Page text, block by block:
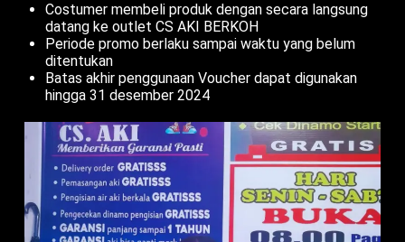
Costumer membeli produk dengan secara langsung
datang ke outlet CS AKI BERKOH
Periode promo berlaku sampai waktu yang belum
ditentukan
Batas akhir penggunaan Voucher dapat digunakan
hingga 31 desember 2024